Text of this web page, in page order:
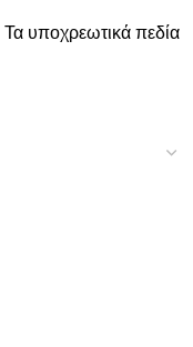
Τα υποχρεωτικά πεδία